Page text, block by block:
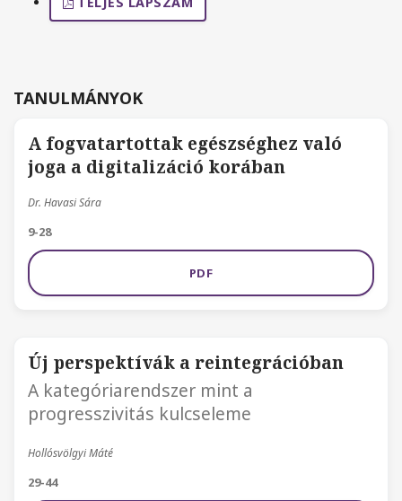
TANULMÁNYOK
A fogvatartottak egészséghez való
joga a digitalizáció korában
Dr. Havasi Sára
9-28
PDF
Új perspektívák a reintegrációban
A kategóriarendszer mint a
progresszivitás kulcseleme
Hollósvölgyi Máté
29-44